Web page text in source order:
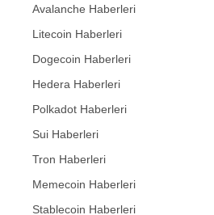
Avalanche Haberleri
Litecoin Haberleri
Dogecoin Haberleri
Hedera Haberleri
Polkadot Haberleri
Sui Haberleri
Tron Haberleri
Memecoin Haberleri
Stablecoin Haberleri